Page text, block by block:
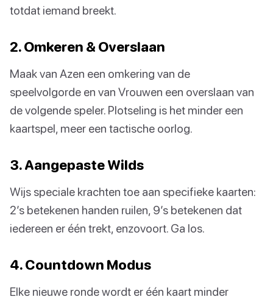
totdat iemand breekt.
2. Omkeren & Overslaan
Maak van Azen een omkering van de
speelvolgorde en van Vrouwen een overslaan van
de volgende speler. Plotseling is het minder een
kaartspel, meer een tactische oorlog.
3. Aangepaste Wilds
Wijs speciale krachten toe aan specifieke kaarten:
2’s betekenen handen ruilen, 9’s betekenen dat
iedereen er één trekt, enzovoort. Ga los.
4. Countdown Modus
Elke nieuwe ronde wordt er één kaart minder